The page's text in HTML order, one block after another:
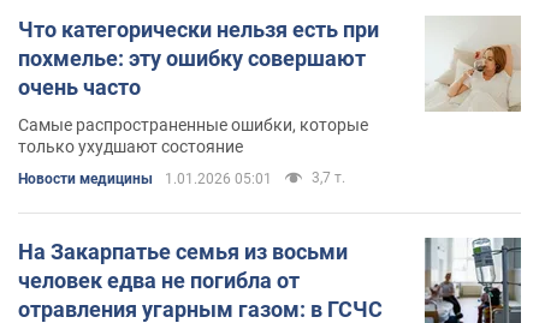
Что категорически нельзя есть при
похмелье: эту ошибку совершают
очень часто
Самые распространенные ошибки, которые
только ухудшают состояние
Новости медицины 1.01.2026 05:01 3,7 т.
На Закарпатье семья из восьми
человек едва не погибла от
отравления угарным газом: в ГСЧС